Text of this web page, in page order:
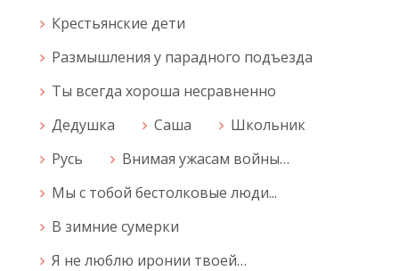
Крестьянские дети
Размышления у парадного подъезда
Ты всегда хороша несравненно
Дедушка
Саша
Школьник
Русь
Внимая ужасам войны…
Мы с тобой бестолковые люди...
В зимние сумерки
Я не люблю иронии твоей…